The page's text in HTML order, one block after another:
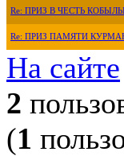
Re: ПРИЗ В ЧЕСТЬ
Re: ПРИЗ ПАМЯТИ
На сайте
2
(1